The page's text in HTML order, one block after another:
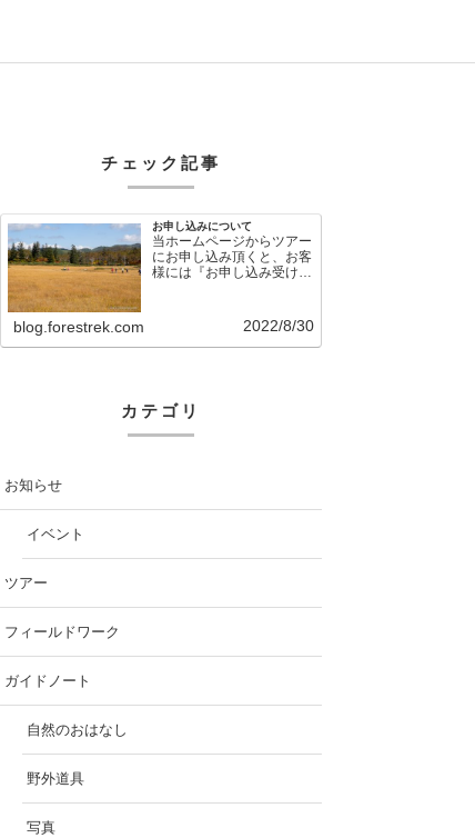
チェック記事
お申し込みについて
当ホームページからツアー
にお申し込み頂くと、お客
様には『お申し込み受け付
blog.forestrek.com 2022/8/30
カテゴリ
お知らせ
イベント
ツアー
フィールドワーク
ガイドノート
自然のおはなし
野外道具
写真